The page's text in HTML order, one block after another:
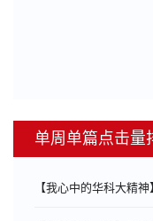
单周单篇点击量
【我心中的华科大精